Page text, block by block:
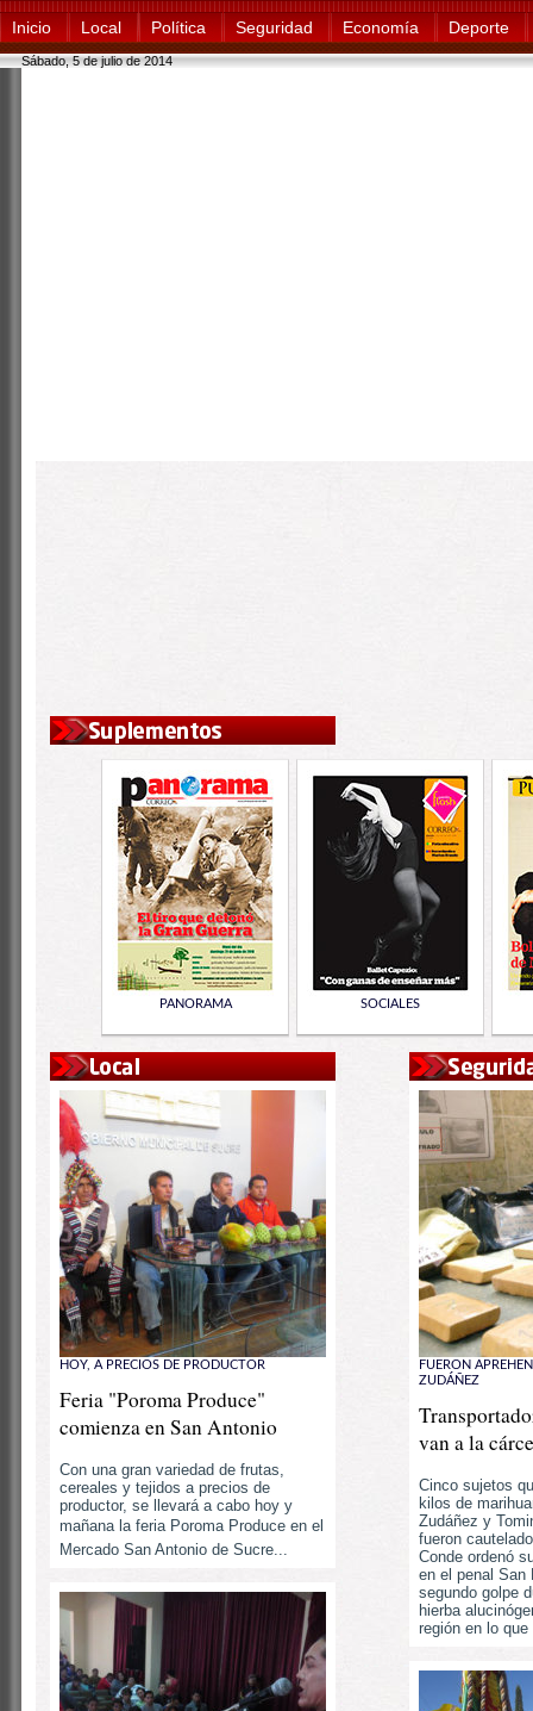
Inicio Local Política Seguridad Economía Deporte
Sábado, 5 de julio de 2014
PANORAMA SOCIALES
HOY, A PRECIOS DE PRODUCTOR
Feria "Poroma Produce"
comienza en San Antonio
Con una gran variedad de frutas,
cereales y tejidos a precios de
productor, se llevará a cabo hoy y
mañana la feria Poroma Produce en el
Mercado San Antonio de Sucre...
FUERON
ZUDÁÑEZ
van a la
Cinco sujetos
kilos de
Zudáñez y
fueron
Conde ordenó
en el penal San
segundo golpe
hierba
región en lo